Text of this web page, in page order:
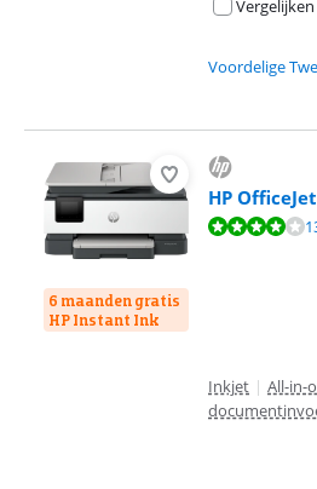
Vergelijken
Voordelige
6 maanden gratis
HP Instant Ink
HP
Beoordeling is 8,0 van de 10, gebaseerd
Inkjet | All-in-